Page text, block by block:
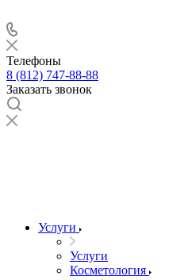
Телефоны
8 (812) 747-88-88
Заказать звонок
Услуги
Услуги
Косметология